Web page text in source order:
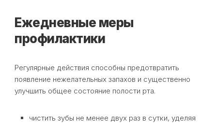
Ежедневные меры
профилактики
Регулярные действия способны предотвратить
появление нежелательных запахов и существенно
улучшить общее состояние полости рта.
чистить зубы не менее двух раз в сутки, уделяя